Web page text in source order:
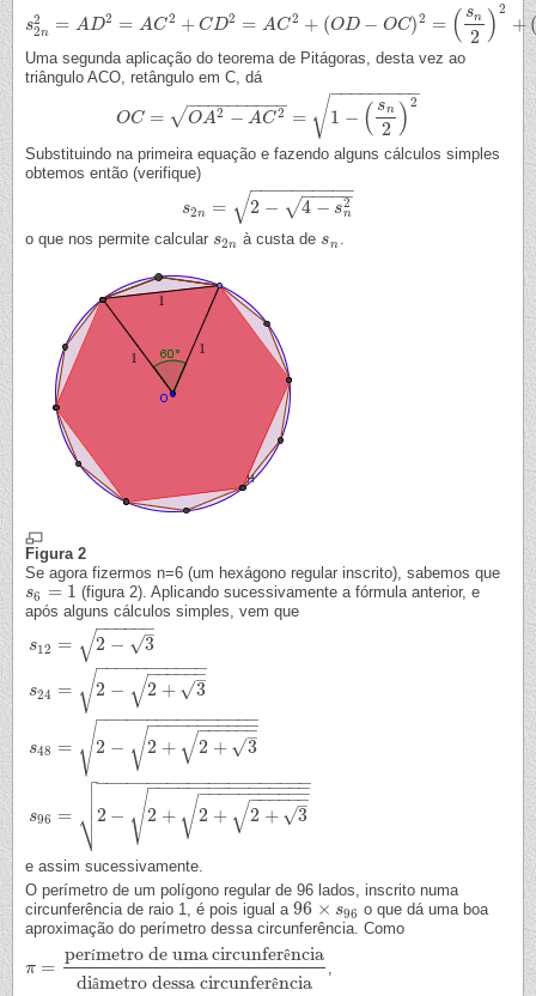
s2
2n = AD2 = AC2 + CD2 = AC2 + (OD − OC)2 = ( sn
2 ) 2
+
s2n 2=AD2=A C2 +CD2 =A C2+(O D−OC)2 =(s n2)2+ (1−OC)2
Uma segunda aplicação do teorema de Pitágoras, desta vez ao
triângulo ACO, retângulo em C, dá
OC = OA2 − AC2
− −
−−−−−−−−
√ = 1 − ( sn
2 ) 2
− −
−−−−−−−
√
OC= OA 2−AC2= 1− (sn2)2
Substituindo na primeira equação e fazendo alguns cálculos simples
obtemos então (verifique)
s2n = 2 − 4 − s2
n
− −
−−−
√
− −
−−−−−−−−
√
s2n =2− 4 −s n2
o que nos permite calcular s2n
s2n à custa de sn
sn .
Figura 2
Se agora fizermos n=6 (um hexágono regular inscrito), sabemos que
s6 = 1
s6 =1
(figura 2). Aplicando sucessivamente a fórmula anterior, e
após alguns cálculos simples, vem que
s12
s24
s48
s96
=
=
=
=
2 − 3
–
√
− −
−−−−
√
2 − 2 + 3
–
√
− −
−−−−
√
− −
−−−−−−−−−
√
2 − 2 + 2 + 3
–
√
− −
−−−−
√
− −
−−−−−−−−−
√
− −
−−−−−−−−−−−−−−
√
2 − 2 + 2 + 2 + 3
–
√
− −
−−−−
√
− −
−−−−−−−−−
√
− −
−−−−−−−−−−−−−−
√
− −
−−−−−−−−−−−−−−−−−−−

⎷


s24 2+ s =2 2 2+3
e assim sucessivamente.
O perímetro de um polígono regular de 96 lados, inscrito numa
circunferência de raio 1, é pois igual a 96 × s96
96× s96
o que dá uma boa
aproximação do perímetro dessa circunferência. Como
π =
perímetro de umacircunferência
diâmetro dessa circunferência
π =perímetro de umacircunferênciadiâmetro dessa circunferência